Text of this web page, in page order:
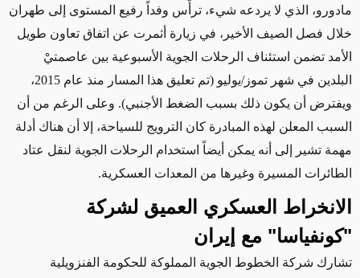
مادورو، الذي لا يردعه شيء، ترأّس وفداً رفيع المستوى إلى طهران
خلال فصل الصيف الأخير، في زيارة أثمرت عن اتفاق تعاون طويل
الأمد تضمن استئناف الرحلات الجوية الأسبوعية بين عاصمتيْ
البلدين في شهر تموز/يوليو
(تم تعليق هذا المسار منذ عام 2015،
ويفترض أن يكون ذلك بسبب الضغط الأجنبي). وعلى الرغم من أن
السبب المعلن لهذه المبادرة كان الترويج للسياحة، إلا أن هناك أدلة
مهمة تشير إلى أنه يمكن أيضاً استخدام الرحلات الجوية لنقل عتاد
الطائرات المسيرة وغيرها من المعدات العسكرية.
الانخراط العسكري العميق لشركة
"كونفياسا" مع إيران
تشارك شركة الخطوط الجوية المملوكة للحكومة الفنزويلية